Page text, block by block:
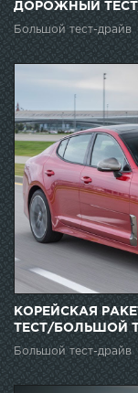
ДОРОЖНЫЙ
Большой тест-драйв
КОРЕЙСКАЯ
ТЕСТ/БОЛЬШОЙ
Большой тест-драйв